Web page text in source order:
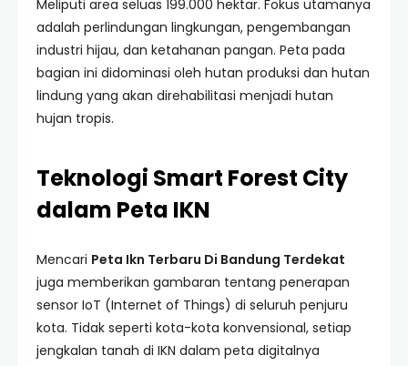
Meliputi area seluas 199.000 hektar. Fokus utamanya
adalah perlindungan lingkungan, pengembangan
industri hijau, dan ketahanan pangan. Peta pada
bagian ini didominasi oleh hutan produksi dan hutan
lindung yang akan direhabilitasi menjadi hutan
hujan tropis.
Teknologi Smart Forest City
dalam Peta IKN
Mencari Peta Ikn Terbaru Di Bandung Terdekat
juga memberikan gambaran tentang penerapan
sensor IoT (Internet of Things) di seluruh penjuru
kota. Tidak seperti kota-kota konvensional, setiap
jengkalan tanah di IKN dalam peta digitalnya